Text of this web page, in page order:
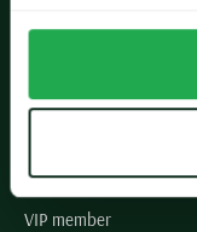
Paul & Shark specialist
VIP member